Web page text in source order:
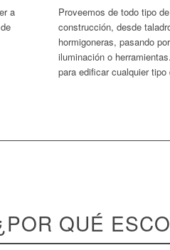
a
Proveemos de todo tipo
construcción, desde
hormigoneras, pasando
iluminación o
para edificar cualquier tipo
QUÉ